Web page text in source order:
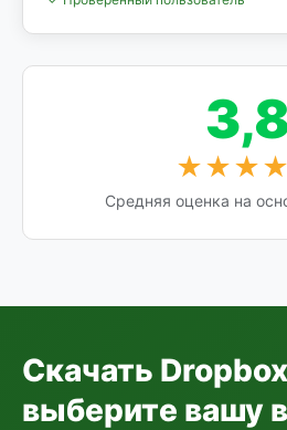
Средняя оценка на
Скачать
выберите вашу